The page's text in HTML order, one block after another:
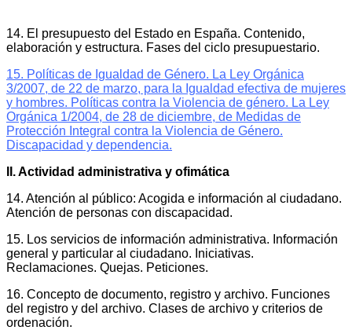
14. El presupuesto del Estado en España. Contenido,
elaboración y estructura. Fases del ciclo presupuestario.
15. Políticas de Igualdad de Género. La Ley Orgánica
3/2007, de 22 de marzo, para la Igualdad efectiva de mujeres
y hombres. Políticas contra la Violencia de género. La Ley
Orgánica 1/2004, de 28 de diciembre, de Medidas de
Protección Integral contra la Violencia de Género.
Discapacidad y dependencia.
II. Actividad administrativa y ofimática
14. Atención al público: Acogida e información al ciudadano.
Atención de personas con discapacidad.
15. Los servicios de información administrativa. Información
general y particular al ciudadano. Iniciativas.
Reclamaciones. Quejas. Peticiones.
16. Concepto de documento, registro y archivo. Funciones
del registro y del archivo. Clases de archivo y criterios de
ordenación.